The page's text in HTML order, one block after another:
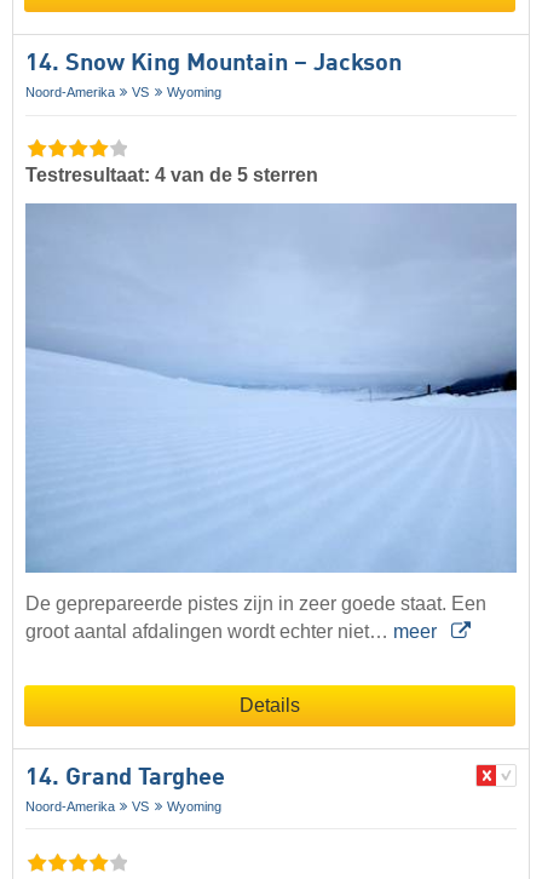
14. Snow King Mountain – Jackson
Noord-Amerika VS Wyoming
Testresultaat: 4 van de 5 sterren
De geprepareerde pistes zijn in zeer goede staat. Een
groot aantal afdalingen wordt echter niet… meer
Details
14. Grand Targhee
Noord-Amerika VS Wyoming